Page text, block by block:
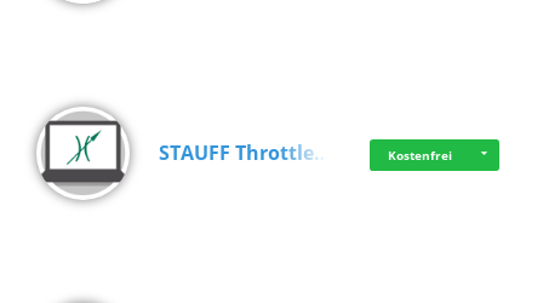
STAUFF Throttle… Kostenfrei